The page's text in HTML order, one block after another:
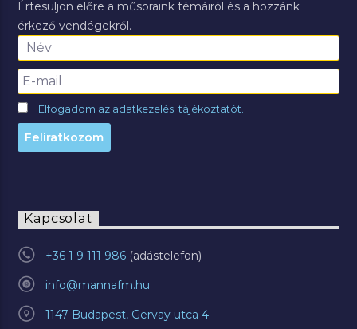
Értesüljön előre a műsoraink témáiról és a hozzánk
érkező vendégekről.
Elfogadom az adatkezelési tájékoztatót.
Kapcsolat
+36 1 9 111 986
info@mannafm.hu
1147 Budapest, Gervay utca 4.